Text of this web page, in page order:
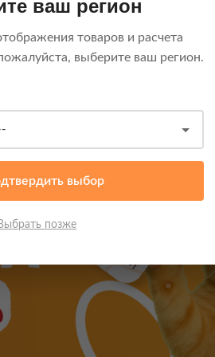
для защиты и очистки лап как на
качественный уход за шерстью
шерсть от всех загрязнений;
спреи, предотвращающие пробу
позволяющие избавиться от
ваш регион
товаров и расчета
выберите ваш регион.
выбор
позже